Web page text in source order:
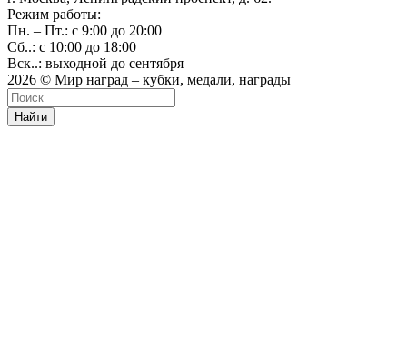
Режим работы:
Пн. – Пт.: с 9:00 до 20:00
Сб..: с 10:00 до 18:00
Вск..: выходной до сентября
2026 © Мир наград – кубки, медали, награды
Найти